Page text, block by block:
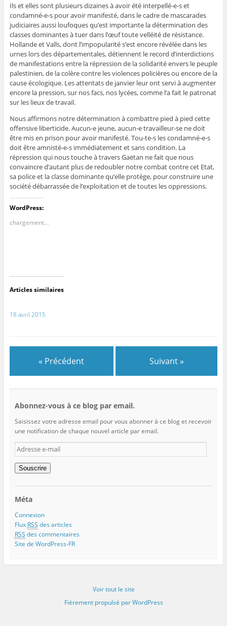
Ils et elles sont plusieurs dizaines à avoir été interpellé-e-s et
condamné-e-s pour avoir manifesté, dans le cadre de mascarades
judiciaires aussi loufoques qu’est importante la détermination des
classes dominantes à tuer dans l’œuf toute velléité de résistance.
Hollande et Valls, dont l’impopularité s’est encore révélée dans les
urnes lors des départementales, détiennent le record d’interdictions
de manifestations entre la répression de la solidarité envers le peuple
palestinien, de la colère contre les violences policières ou encore de la
cause écologique. Les attentats de janvier leur ont servi à augmenter
encore la pression, sur nos facs, nos lycées, comme l’a fait le patronat
sur les lieux de travail.
Nous affirmons notre détermination à combattre pied à pied cette
offensive liberticide. Aucun-e jeune, aucun-e travailleur-se ne doit
être mis en prison pour avoir manifesté. Tou-te-s les condamné-e-s
doit être amnisté-e-s immédiatement et sans condition. La
répression qui nous touche à travers Gaëtan ne fait que nous
convaincre d’autant plus de redoubler notre combat contre cet Etat,
sa police et la classe dominante qu’elle protège, pour construire une
société débarrassée de l’exploitation et de toutes les oppressions.
WordPress:
chargement…
Articles similaires
18 avril 2015
« Précédent Suivant »
Abonnez-vous à ce blog par email.
Saisissez votre adresse email pour vous abonner à ce blog et recevoir
une notification de chaque nouvel article par email.
Adresse
e-
mail
Souscrire
Méta
Connexion
Flux RSS des articles
RSS des commentaires
Site de WordPress-FR
Voir tout le site
Fièrement propulsé par WordPress